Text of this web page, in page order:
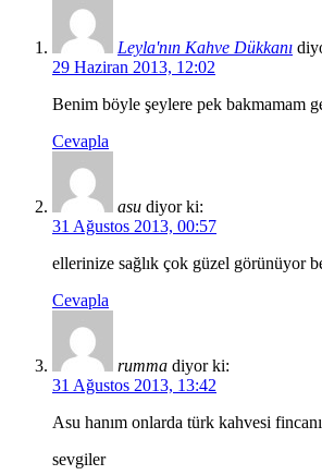
Leyla'nın Kahve Dükkanı
29 Haziran 2013, 12:02
Benim böyle şeylere pek bakmamam
Cevapla
asu diyor ki:
31 Ağustos 2013, 00:57
ellerinize sağlık çok güzel görünüyor
Cevapla
rumma diyor ki:
31 Ağustos 2013, 13:42
Asu hanım onlarda türk kahvesi
sevgiler